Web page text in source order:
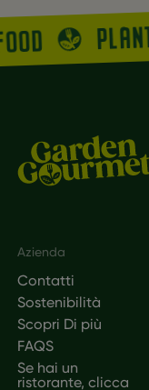
Footer
Azienda
Contatti
Sostenibilità
Scopri Di più
FAQS
Se hai un
ristorante, clicca